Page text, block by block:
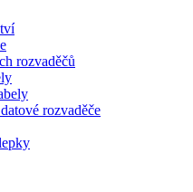
rozvaděčů
rozvaděče